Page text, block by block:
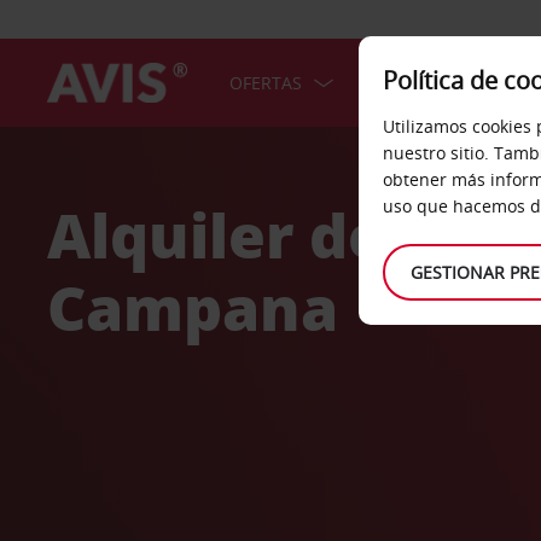
OFERTAS COCHES
Alquiler de
Campana
Política de
Utilizamos
nuestro sitio.
obtener más
uso que hacemos
GESTIONAR